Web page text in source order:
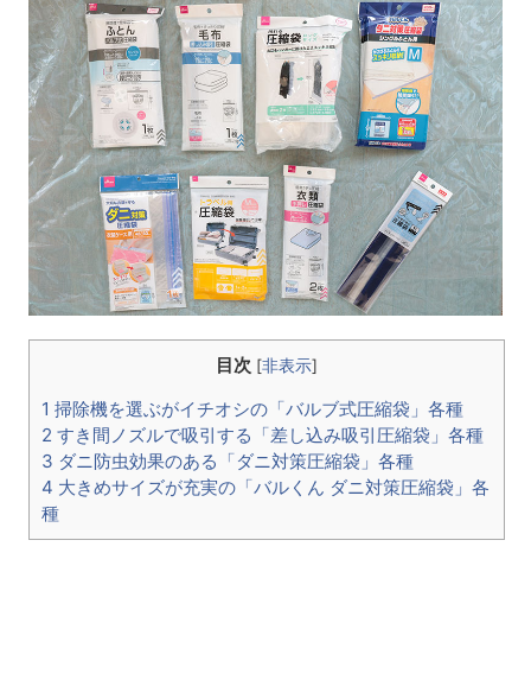
目次 [非表示]
1 掃除機を選ぶがイチオシの「バルブ式圧縮袋」各種
2 すき間ノズルで吸引する「差し込み吸引圧縮袋」各種
3 ダニ防虫効果のある「ダニ対策圧縮袋」各種
4 大きめサイズが充実の「バルくん ダニ対策圧縮袋」各
種